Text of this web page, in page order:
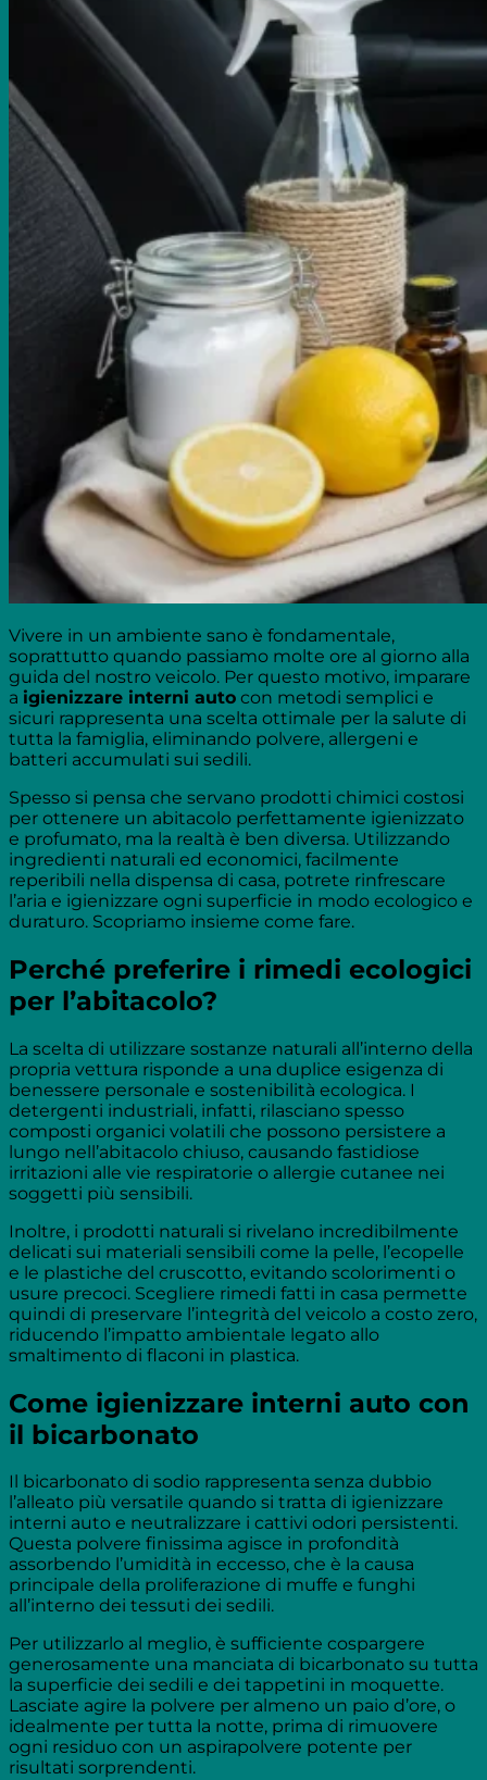
Vivere in un ambiente sano è fondamentale,
soprattutto quando passiamo molte ore al giorno alla
guida del nostro veicolo. Per questo motivo, imparare
a igienizzare interni auto con metodi semplici e
sicuri rappresenta una scelta ottimale per la salute di
tutta la famiglia, eliminando polvere, allergeni e
batteri accumulati sui sedili.
Spesso si pensa che servano prodotti chimici costosi
per ottenere un abitacolo perfettamente igienizzato
e profumato, ma la realtà è ben diversa. Utilizzando
ingredienti naturali ed economici, facilmente
reperibili nella dispensa di casa, potrete rinfrescare
l’aria e igienizzare ogni superficie in modo ecologico e
duraturo. Scopriamo insieme come fare.
Perché preferire i rimedi ecologici
per l’abitacolo?
La scelta di utilizzare sostanze naturali all’interno della
propria vettura risponde a una duplice esigenza di
benessere personale e sostenibilità ecologica. I
detergenti industriali, infatti, rilasciano spesso
composti organici volatili che possono persistere a
lungo nell’abitacolo chiuso, causando fastidiose
irritazioni alle vie respiratorie o allergie cutanee nei
soggetti più sensibili.
Inoltre, i prodotti naturali si rivelano incredibilmente
delicati sui materiali sensibili come la pelle, l’ecopelle
e le plastiche del cruscotto, evitando scolorimenti o
usure precoci. Scegliere rimedi fatti in casa permette
quindi di preservare l’integrità del veicolo a costo zero,
riducendo l’impatto ambientale legato allo
smaltimento di flaconi in plastica.
Come igienizzare interni auto con
il bicarbonato
Il bicarbonato di sodio rappresenta senza dubbio
l’alleato più versatile quando si tratta di igienizzare
interni auto e neutralizzare i cattivi odori persistenti.
Questa polvere finissima agisce in profondità
assorbendo l’umidità in eccesso, che è la causa
principale della proliferazione di muffe e funghi
all’interno dei tessuti dei sedili.
Per utilizzarlo al meglio, è sufficiente cospargere
generosamente una manciata di bicarbonato su tutta
la superficie dei sedili e dei tappetini in moquette.
Lasciate agire la polvere per almeno un paio d’ore, o
idealmente per tutta la notte, prima di rimuovere
ogni residuo con un aspirapolvere potente per
risultati sorprendenti.